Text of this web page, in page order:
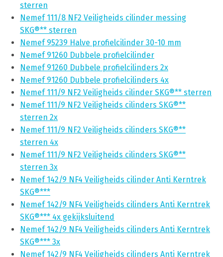
sterren
Nemef 111/8 NF2 Veiligheids cilinder messing
SKG®** sterren
Nemef 95239 Halve profielcilinder 30-10 mm
Nemef 91260 Dubbele profielcilinder
Nemef 91260 Dubbele profielcilinders 2x
Nemef 91260 Dubbele profielcilinders 4x
Nemef 111/9 NF2 Veiligheids cilinder SKG®** sterren
Nemef 111/9 NF2 Veiligheids cilinders SKG®**
sterren 2x
Nemef 111/9 NF2 Veiligheids cilinders SKG®**
sterren 4x
Nemef 111/9 NF2 Veiligheids cilinders SKG®**
sterren 3x
Nemef 142/9 NF4 Veiligheids cilinder Anti Kerntrek
SKG®***
Nemef 142/9 NF4 Veiligheids cilinders Anti Kerntrek
SKG®*** 4x gekijksluitend
Nemef 142/9 NF4 Veiligheids cilinders Anti Kerntrek
SKG®*** 3x
Nemef 142/9 NF4 Veiligheids cilinders Anti Kerntrek